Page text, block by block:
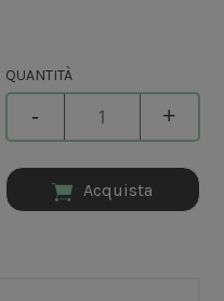
QUANTITÀ
- +
Acquista